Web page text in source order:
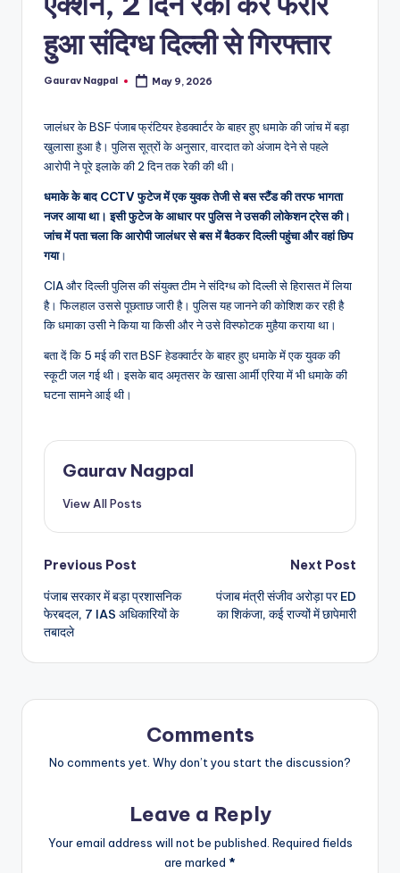
m
हुआ संदिग्ध दिल्ली से गिरफ्तार
Posted
Gaurav Nagpal May 9, 2026
जालंधर के BSF पंजाब फ्रंटियर हेडक्वार्टर के बाहर हुए धमाके की जांच में बड़ा
खुलासा हुआ है। पुलिस सूत्रों के अनुसार, वारदात को अंजाम देने से पहले
आरोपी ने पूरे इलाके की 2 दिन तक रेकी की थी।
धमाके के बाद CCTV फुटेज में एक युवक तेजी से बस स्टैंड की तरफ भागता
नजर आया था। इसी फुटेज के आधार पर पुलिस ने उसकी लोकेशन ट्रेस की।
जांच में पता चला कि आरोपी जालंधर से बस में बैठकर दिल्ली पहुंचा और वहां छिप
गया।
CIA और दिल्ली पुलिस की संयुक्त टीम ने संदिग्ध को दिल्ली से हिरासत में लिया
है। फिलहाल उससे पूछताछ जारी है। पुलिस यह जानने की कोशिश कर रही है
कि धमाका उसी ने किया या किसी और ने उसे विस्फोटक मुहैया कराया था।
बता दें कि 5 मई की रात BSF हेडक्वार्टर के बाहर हुए धमाके में एक युवक की
स्कूटी जल गई थी। इसके बाद अमृतसर के खासा आर्मी एरिया में भी धमाके की
घटना सामने आई थी।
Gaurav Nagpal
View All Posts
Post
navigation
Previous Post
पंजाब सरकार में बड़ा प्रशासनिक
फेरबदल, 7 IAS अधिकारियों के
तबादले
Next Post
पंजाब मंत्री संजीव अरोड़ा पर ED
का शिकंजा, कई राज्यों में छापेमारी
Comments
No comments yet. Why don’t you start the discussion?
Leave a Reply
Your email address will not be published. Required fields
are marked *